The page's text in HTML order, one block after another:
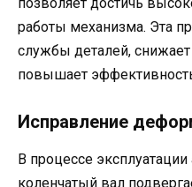
работы механизма. Эта
службы деталей,
повышает
Исправление
В процессе
коленчатый вал